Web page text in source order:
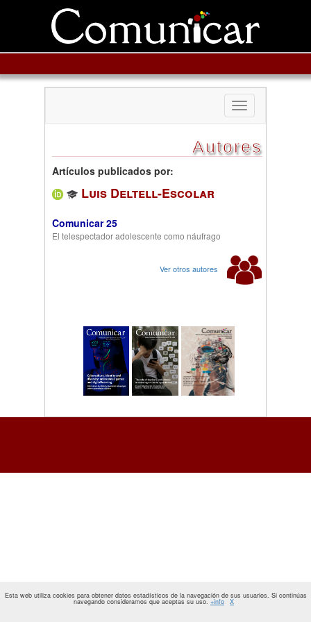
Toggle
navigation
Autores
Artículos publicados por:
Luis Deltell-Escolar
Comunicar 25
El telespectador adolescente como náufrago
Ver otros autores
Esta web utiliza cookies para obtener datos estadísticos de la navegación de sus usuarios. Si continúas
navegando consideramos que aceptas su uso. +info X